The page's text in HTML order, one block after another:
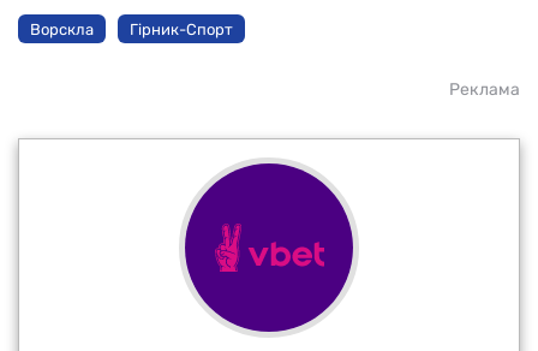
Ворскла Гірник-Спорт
Реклама